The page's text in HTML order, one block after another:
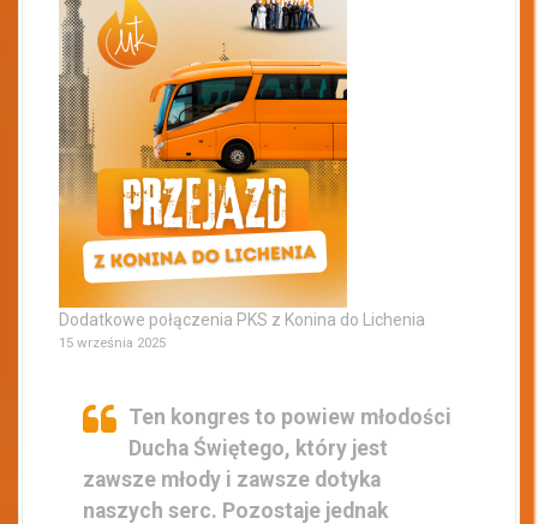
Dodatkowe połączenia PKS z Konina do Lichenia
15 września 2025
Ten kongres to powiew młodości
Ducha Świętego, który jest
zawsze młody i zawsze dotyka
naszych serc. Pozostaje jednak